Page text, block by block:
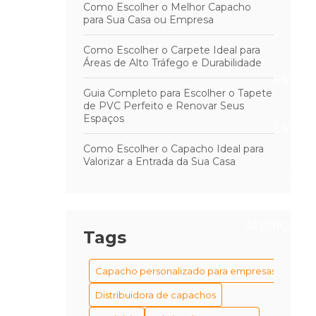
6
6
7
AFERIÇÃO
Como Escolher o Melhor Capacho
para Sua Casa ou Empresa
Como Escolher o Carpete Ideal para
Áreas de Alto Tráfego e Durabilidade
Guia Completo para Escolher o Tapete
de PVC Perfeito e Renovar Seus
Espaços
Como Escolher o Capacho Ideal para
Valorizar a Entrada da Sua Casa
Tags
Capacho personalizado para empresas
Distribuidora de capachos